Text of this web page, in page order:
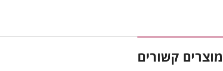
מוצרים קשורים